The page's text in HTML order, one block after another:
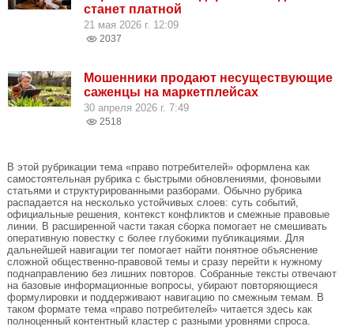
станет платной
21 мая 2026 г. 12:09
2037
Мошенники продают несуществующие
саженцы на маркетплейсах
30 апреля 2026 г. 7:49
2518
В этой рубрикации тема «право потребителей» оформлена как
самостоятельная рубрика с быстрыми обновлениями, фоновыми
статьями и структурированными разборами. Обычно рубрика
распадается на несколько устойчивых слоев: суть событий,
официальные решения, контекст конфликтов и смежные правовые
линии. В расширенной части такая сборка помогает не смешивать
оперативную повестку с более глубокими публикациями. Для
дальнейшей навигации тег помогает найти понятное объяснение
сложной общественно-правовой темы и сразу перейти к нужному
поднаправлению без лишних повторов. Собранные тексты отвечают
на базовые информационные вопросы, убирают повторяющиеся
формулировки и поддерживают навигацию по смежным темам. В
таком формате тема «право потребителей» читается здесь как
полноценный контентный кластер с разными уровнями спроса.